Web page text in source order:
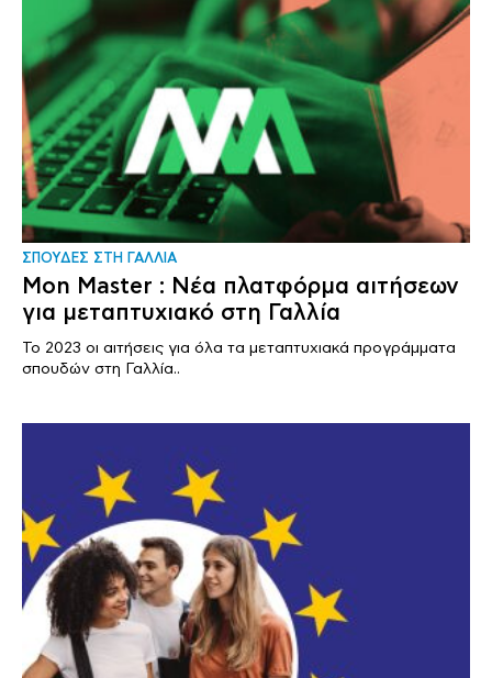
ΣΠΟΥΔΕΣ ΣΤΗ ΓΑΛΛΙΑ
Mon Master : Νέα πλατφόρμα αιτήσεων
για μεταπτυχιακό στη Γαλλία
Το 2023 οι αιτήσεις για όλα τα μεταπτυχιακά προγράμματα
σπουδών στη Γαλλία..